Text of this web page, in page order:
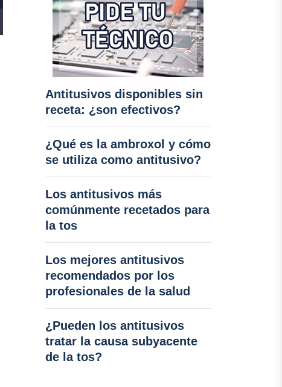
Antitusivos disponibles sin
receta: ¿son efectivos?
¿Qué es la ambroxol y cómo
se utiliza como antitusivo?
Los antitusivos más
comúnmente recetados para
la tos
Los mejores antitusivos
recomendados por los
profesionales de la salud
¿Pueden los antitusivos
tratar la causa subyacente
de la tos?